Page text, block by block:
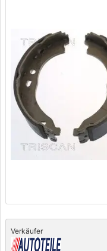
Verkäufer